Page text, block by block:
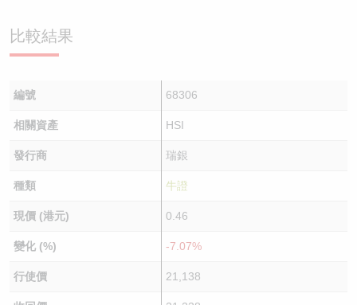
比較結果
編號 68306
相關資產 HSI
發行商 瑞銀
種類 牛證
現價 (港元) 0.46
變化 (%) -7.07%
行使價 21,138